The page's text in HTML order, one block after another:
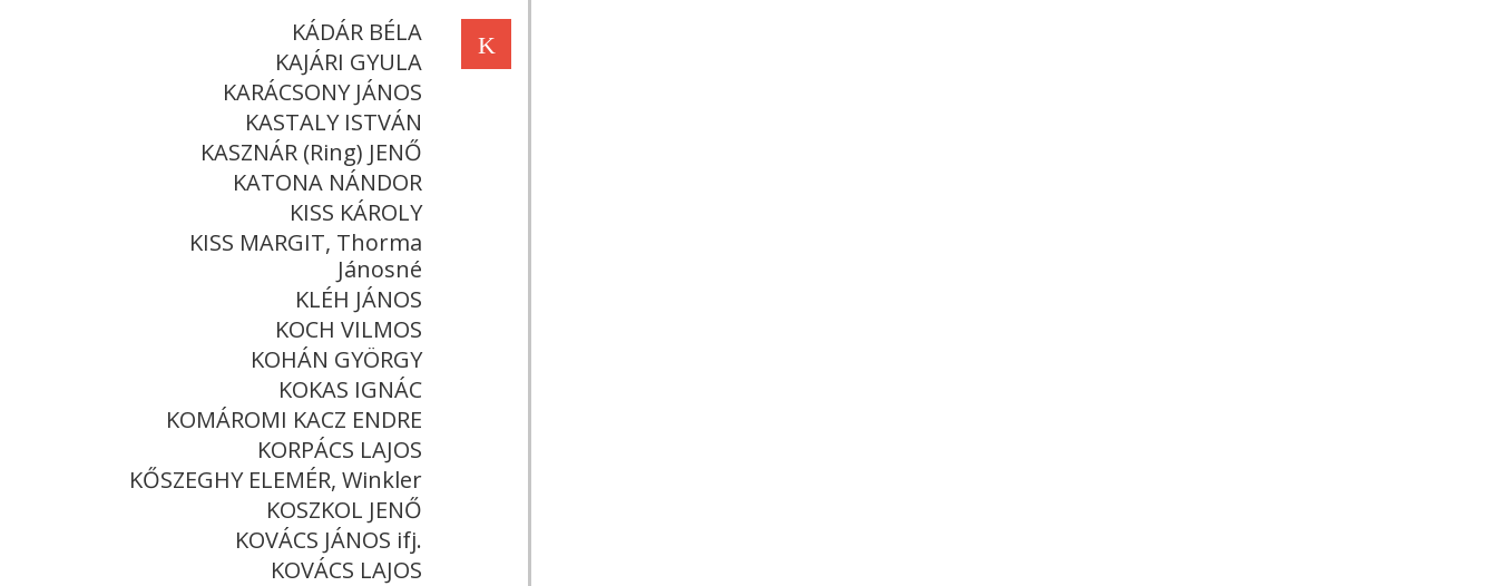
K
KÁDÁR BÉLA
KAJÁRI GYULA
KARÁCSONY JÁNOS
KASTALY ISTVÁN
KASZNÁR (Ring) JENŐ
KATONA NÁNDOR
KISS KÁROLY
KISS MARGIT, Thorma
Jánosné
KLÉH JÁNOS
KOCH VILMOS
KOHÁN GYÖRGY
KOKAS IGNÁC
KOMÁROMI KACZ ENDRE
KORPÁCS LAJOS
KŐSZEGHY ELEMÉR, Winkler
KOSZKOL JENŐ
KOVÁCS JÁNOS ifj.
KOVÁCS LAJOS